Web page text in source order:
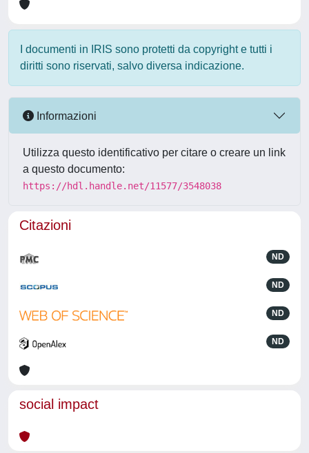
I documenti in IRIS sono protetti da copyright e tutti i
diritti sono riservati, salvo diversa indicazione.
Informazioni
Utilizza questo identificativo per citare o creare un link
a questo documento:
https://hdl.handle.net/11577/3548038
Citazioni
ND
ND
ND
ND
social impact